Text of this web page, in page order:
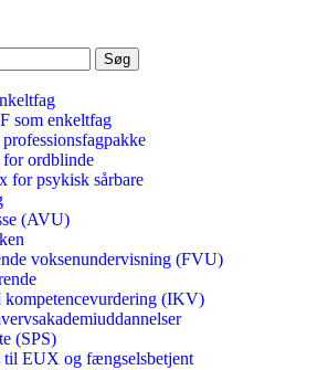
Søg
som enkeltfag
ordblinde
for psykisk sårbare
(AVU)
voksenundervisning (FVU)
(IKV)
(SPS)
til EUX og fængselsbetjent